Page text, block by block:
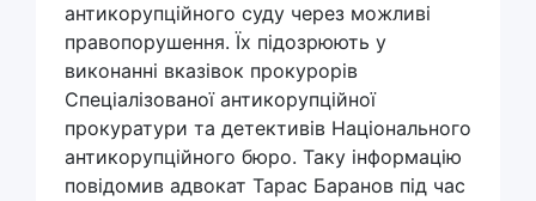
антикорупційного суду через можливі
правопорушення. Їх підозрюють у
виконанні вказівок прокурорів
Спеціалізованої антикорупційної
прокуратури та детективів Національного
антикорупційного бюро. Таку інформацію
повідомив адвокат Тарас Баранов під час